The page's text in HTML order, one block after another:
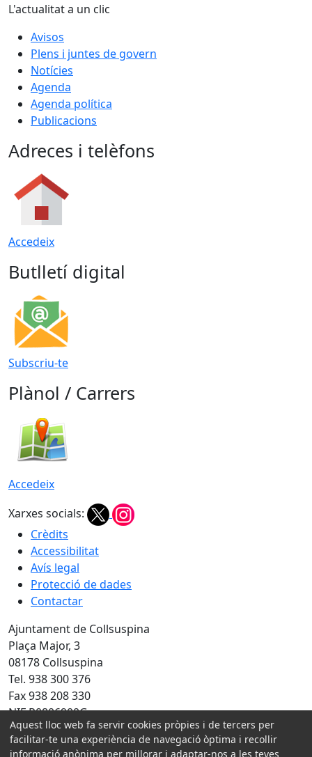
L'actualitat a un clic
Avisos
Plens i juntes de govern
Notícies
Agenda
Agenda política
Publicacions
Adreces i telèfons
Accedeix
Butlletí digital
Subscriu-te
Plànol / Carrers
Accedeix
Xarxes socials:
Crèdits
Accessibilitat
Avís legal
Protecció de dades
Contactar
Ajuntament de Collsuspina
Plaça Major, 3
08178 Collsuspina
Tel. 938 300 376
Fax 938 208 330
NIF P0806900G
Amb la col·laboració de:
Aquest lloc web fa servir cookies pròpies i de tercers per
facilitar-te una experiència de navegació òptima i recollir
informació anònima per millorar i adaptar-nos a les teves